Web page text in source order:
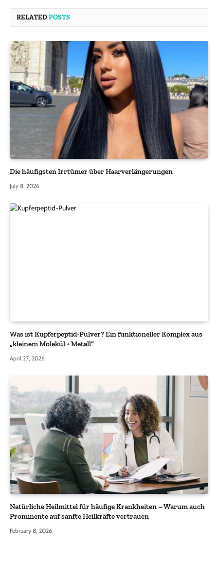
RELATEDPOSTS
Die häufigsten Irrtümer über Haarverlängerungen
July 8, 2026
Was ist Kupferpeptid-Pulver? Ein funktioneller Komplex aus
„kleinem Molekül + Metall“
April 27, 2026
Natürliche Heilmittel für häufige Krankheiten – Warum auch
Prominente auf sanfte Heilkräfte vertrauen
February 8, 2026